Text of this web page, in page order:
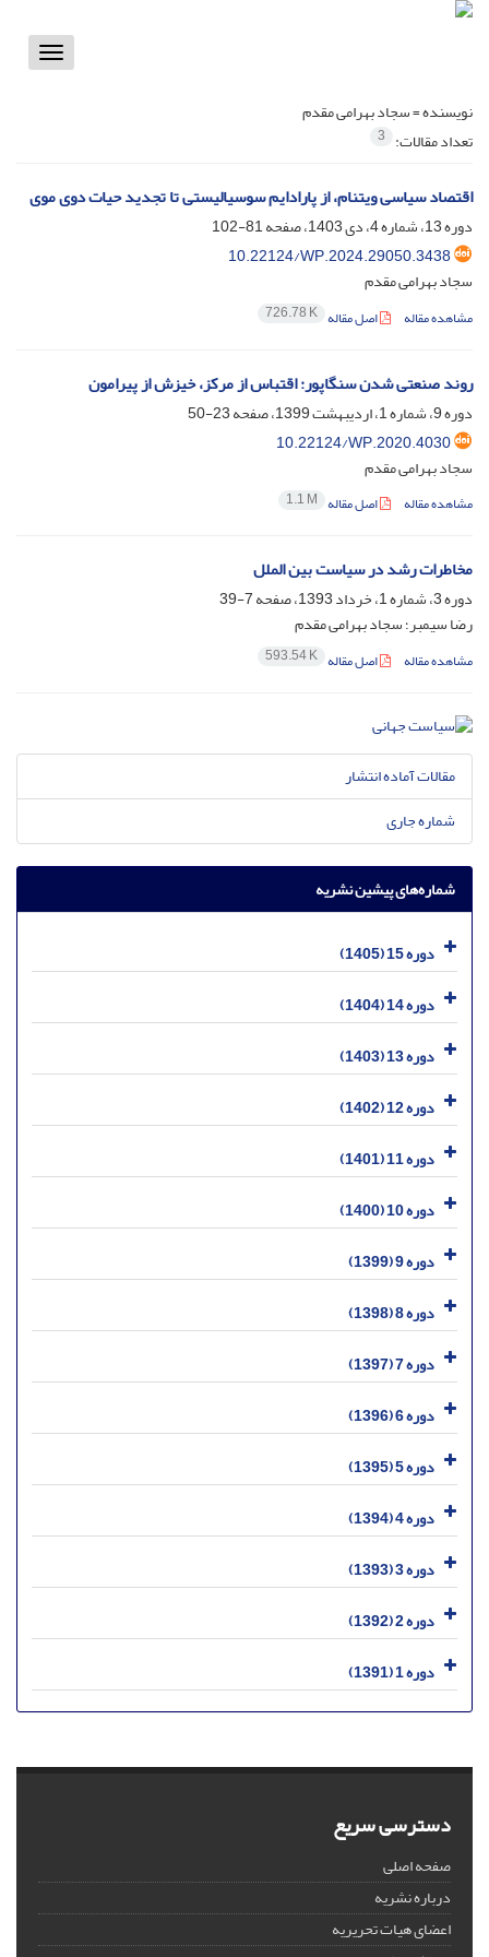
Toggle
نویسنده =سجاد بهرامی مقدم
تعداد مقالات: 3
اقتصاد سیاسی ویتنام، از پارادایم سوسیالیستی تا تجدید حیات دوی موی
دوره 13، شماره 4، دی 1403، صفحه
81-102
10.22124/WP.2024.29050.3438
سجاد بهرامی مقدم
مشاهده مقاله اصل مقاله 726.78 K
روند صنعتی شدن سنگاپور: اقتباس از مرکز، خیزش از پیرامون
دوره 9، شماره 1، اردیبهشت 1399، صفحه
23-50
10.22124/WP.2020.4030
سجاد بهرامی مقدم
مشاهده مقاله اصل مقاله 1.1 M
مخاطرات رشد در سیاست بین الملل
دوره 3، شماره 1، خرداد 1393، صفحه
7-39
رضا سیمبر؛ سجاد بهرامی مقدم
مشاهده مقاله اصل مقاله 593.54 K
مقالات آماده انتشار
شماره جاری
شماره‌های پیشین نشریه
دوره 15 (1405)
دوره 14 (1404)
دوره 13 (1403)
دوره 12 (1402)
دوره 11 (1401)
دوره 10 (1400)
دوره 9 (1399)
دوره 8 (1398)
دوره 7 (1397)
دوره 6 (1396)
دوره 5 (1395)
دوره 4 (1394)
دوره 3 (1393)
دوره 2 (1392)
دوره 1 (1391)
دسترسی سریع
صفحه اصلی
درباره نشریه
اعضای هیات تحریریه